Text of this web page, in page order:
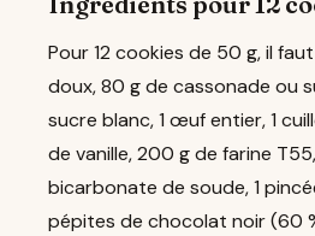
Pour 12 cookies de 50 g, il
doux, 80 g de cassonade ou
sucre blanc, 1 œuf entier, 1
de vanille, 200 g de farine
bicarbonate de soude, 1
pépites de chocolat noir (60